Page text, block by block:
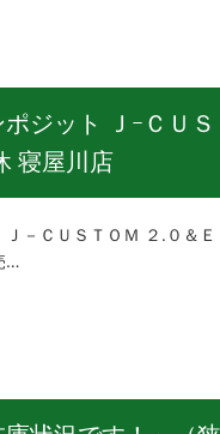
ポジット ＪｰＣＵ
寝屋川店
－ＣＵＳＴＯＭ ２.０＆
…